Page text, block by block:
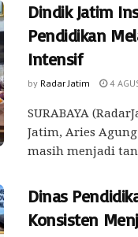
Dindik Jatim
Pendidikan
Intensif
by Radar Jatim 4
SURABAYA
Jatim, Aries
masih menjadi
Dinas
Konsisten